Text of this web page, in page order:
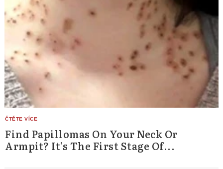
Find Papillomas On Your Neck Or
Armpit? It's The First Stage Of...